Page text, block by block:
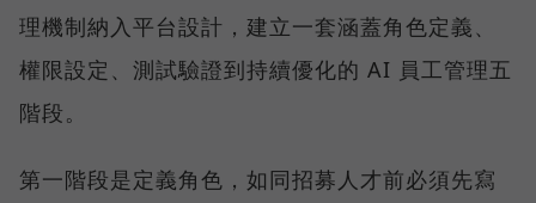
理機制納入平台設計，建立一套涵蓋角色定義、
權限設定、測試驗證到持續優化的 AI 員工管理五
階段。
第一階段是定義角色，如同招募人才前必須先寫